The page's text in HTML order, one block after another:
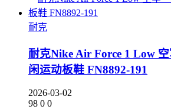
耐克
耐克Nike Air Force 1 Low
闲运动板鞋 FN8892-191
2026-03-02
98 0 0